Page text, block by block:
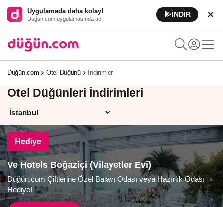
Uygulamada daha kolay!
Düğün.com uygulamasında aç
İNDİR
Düğün.com Otel Düğünü İndirimler
Otel Düğünleri İndirimleri
Hediye
Ve Hotels Boğaziçi (Vilayetler Evi)
Düğün.com Çiftlerine Özel Balayı Odası veya Hazırlık Odası
Hediye!